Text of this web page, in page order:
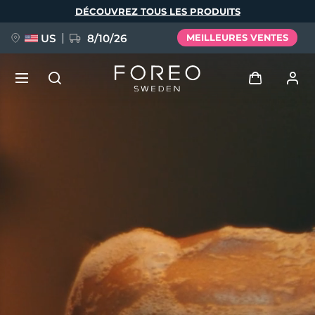
DÉCOUVREZ TOUS LES PRODUITS
US 8/10/26 MEILLEURES VENTES
Mes commandes
Mes adresses
Mes abonnements
issa™ Teeth Whitening Set
Svenska
Русский
简体中文